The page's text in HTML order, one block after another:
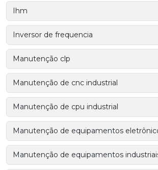
Ihm
Inversor de frequencia
Manutenção clp
Manutenção de cnc industrial
Manutenção de cpu industrial
Manutenção de equipamentos
Manutenção de equipamentos